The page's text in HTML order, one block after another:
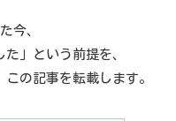
今、
」という前提を、
の記事を転載します。